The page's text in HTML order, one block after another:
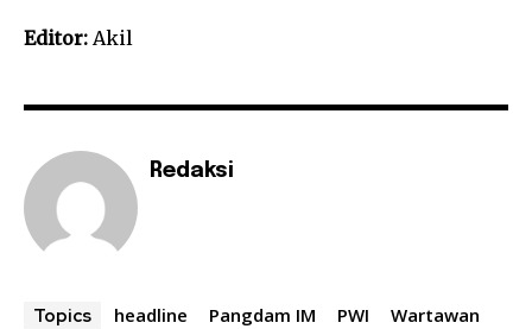
Editor: Akil
Redaksi
Topics headline Pangdam IM PWI Wartawan